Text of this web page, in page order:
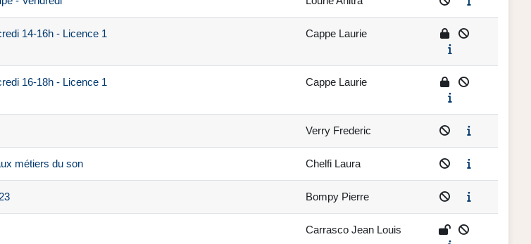
14-16h - Licence 1 Cappe Laurie
16-18h - Licence 1 Cappe Laurie
Verry Frederic
métiers du son Chelfi Laura
Bompy Pierre
Carrasco Jean Louis